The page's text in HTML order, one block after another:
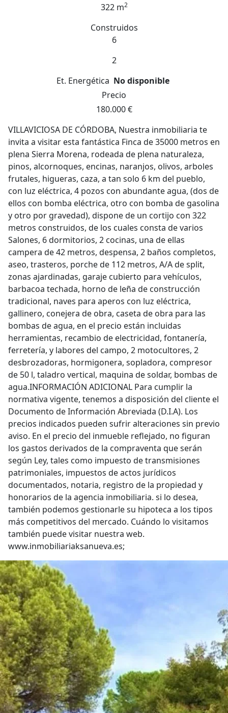
322 m2
Construidos
6
2
Et. Energética No disponible
Precio
180.000 €
VILLAVICIOSA DE CÓRDOBA, Nuestra inmobiliaria te
invita a visitar esta fantástica Finca de 35000 metros en
plena Sierra Morena, rodeada de plena naturaleza,
pinos, alcornoques, encinas, naranjos, olivos, arboles
frutales, higueras, caza, a tan solo 6 km del pueblo,
con luz eléctrica, 4 pozos con abundante agua, (dos de
ellos con bomba eléctrica, otro con bomba de gasolina
y otro por gravedad), dispone de un cortijo con 322
metros construidos, de los cuales consta de varios
Salones, 6 dormitorios, 2 cocinas, una de ellas
campera de 42 metros, despensa, 2 baños completos,
aseo, trasteros, porche de 112 metros, A/A de split,
zonas ajardinadas, garaje cubierto para vehículos,
barbacoa techada, horno de leña de construcción
tradicional, naves para aperos con luz eléctrica,
gallinero, conejera de obra, caseta de obra para las
bombas de agua, en el precio están incluidas
herramientas, recambio de electricidad, fontanería,
ferretería, y labores del campo, 2 motocultores, 2
desbrozadoras, hormigonera, sopladora, compresor
de 50 l, taladro vertical, maquina de soldar, bombas de
agua.INFORMACIÓN ADICIONAL Para cumplir la
normativa vigente, tenemos a disposición del cliente el
Documento de Información Abreviada (D.I.A). Los
precios indicados pueden sufrir alteraciones sin previo
aviso. En el precio del inmueble reflejado, no figuran
los gastos derivados de la compraventa que serán
según Ley, tales como impuesto de transmisiones
patrimoniales, impuestos de actos jurídicos
documentados, notaria, registro de la propiedad y
honorarios de la agencia inmobiliaria. si lo desea,
también podemos gestionarle su hipoteca a los tipos
más competitivos del mercado. Cuándo lo visitamos
también puede visitar nuestra web.
www.inmobiliariaksanueva.es;